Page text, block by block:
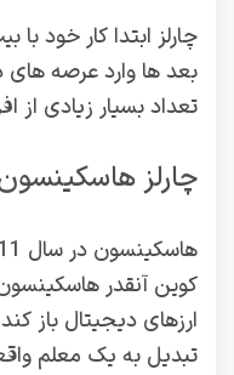
چارلز ابتدا کار خود
بعد ها وارد عرصه های
تعداد بسیار زیادی از
چارلز
کوین آنقدر
تبدیل به یک معلم